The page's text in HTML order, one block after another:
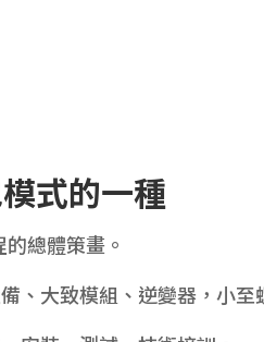
式的一種
總體策畫。
大致模組、逆變器，小至